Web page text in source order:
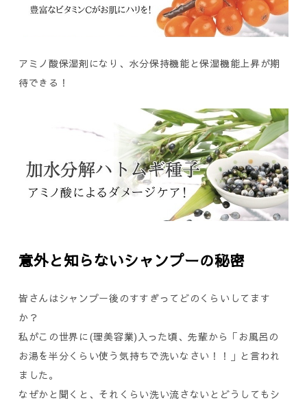
アミノ酸保湿剤になり、水分保持機能と保湿機能上昇が期
待できる！
意外と知らないシャンプーの秘密
皆さんはシャンプー後のすすぎってどのくらいしてます
か？
私がこの世界に(理美容業)入った頃、先輩から「お風呂の
お湯を半分くらい使う気持ちで洗いなさい！！」と言われ
ました。
なぜかと聞くと、それくらい洗い流さないとどうしてもシ